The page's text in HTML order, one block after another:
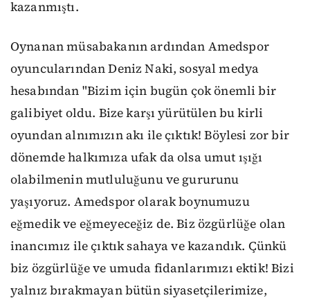
kazanmıştı.
Oynanan müsabakanın ardından Amedspor
oyuncularından Deniz Naki, sosyal medya
hesabından "Bizim için bugün çok önemli bir
galibiyet oldu. Bize karşı yürütülen bu kirli
oyundan alnımızın akı ile çıktık! Böylesi zor bir
dönemde halkımıza ufak da olsa umut ışığı
olabilmenin mutluluğunu ve gururunu
yaşıyoruz. Amedspor olarak boynumuzu
eğmedik ve eğmeyeceğiz de. Biz özgürlüğe olan
inancımız ile çıktık sahaya ve kazandık. Çünkü
biz özgürlüğe ve umuda fidanlarımızı ektik! Bizi
yalnız bırakmayan bütün siyasetçilerimize,